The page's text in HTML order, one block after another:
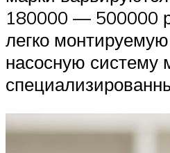
180000 — 500000
легко
насосную систему